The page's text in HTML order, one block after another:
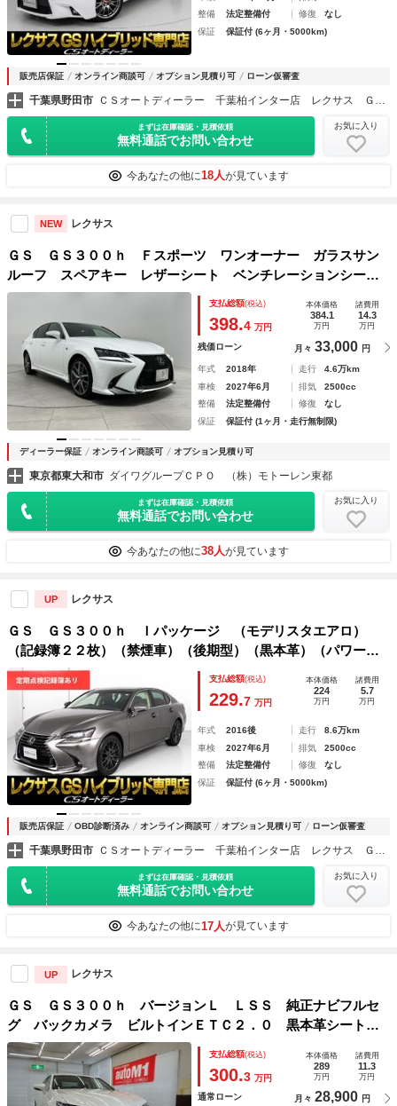
整備
法定整備付 修復
なし
保証
保証付 (6ヶ月・5000km)
販売店保証 オンライン商談可 オプション見積り可 ローン仮審査
千葉県野田市
まずは在庫確認・見積依頼
無料通話でお問い合わせ
お気に入り
今あなたの他に18人が見ています
NEW レクサス
ＧＳ ＧＳ３００ｈ Ｆスポーツ ワンオーナー ガラスサン
ルーフ スペアキー レザーシート ベンチレーションシー
ト ヘッドアップディスプレイ ＡＣＣ ＬＫＡ 純正ナビゲ
ーション ＴＶ バックカメラ ＰＤＣ ＥＴＣ １９ＡＷ
支払総額(税込)
398.4 万円
本体価格
384.1
万円
諸費用
14.3
万円
残価ローン 月々 33,000 円
年式 2018年 走行
4.6万km
車検
2027年6月 排気
2500cc
整備
法定整備付 修復
なし
保証
保証付 (1ヶ月・走行無制限)
ディーラー保証 オンライン商談可 オプション見積り可
東京都東大和市 ダイワグループＣＰＯ （株）モトーレン東都
まずは在庫確認・見積依頼
無料通話でお問い合わせ
お気に入り
今あなたの他に38人が見ています
UP レクサス
ＧＳ ＧＳ３００ｈ Ｉパッケージ （モデリスタエアロ）
（記録簿２２枚）（禁煙車）（後期型）（黒本革）（パワート
ランク）（全画面ＳＤナビ）（セーフティシステム＋）（レー
ダークルーズ）（プリクラッシュ）（クリアランスソナー）
（エアシート）
支払総額(税込)
229.7 万円
本体価格
224
万円
諸費用
5.7
万円
年式 2016後 走行
8.6万km
車検
2027年6月 排気
2500cc
整備
法定整備付 修復
なし
保証
保証付 (6ヶ月・5000km)
販売店保証 OBD診断済み オンライン商談可 オプション見積り可 ローン仮審査
千葉県野田市 ＣＳオートディーラー 千葉柏インター店 レクサス ＧＳ・ＧＳ－ＨＶ・ＩＳ・ＩＳ－ＨＶ 中古車専門店
まずは在庫確認・見積依頼
無料通話でお問い合わせ
お気に入り
今あなたの他に17人が見ています
UP レクサス
ＧＳ ＧＳ３００ｈ バージョンＬ ＬＳＳ 純正ナビフルセ
グ バックカメラ ビルトインＥＴＣ２．０ 黒本革シート
フロント左右シートヒーター＆ベンチレーター ステアリング
ヒーター ミラーヒーター 前後ドラレコ Ｒパワーゲート
禁煙車
支払総額(税込)
300.3 万円
本体価格
289
万円
諸費用
11.3
万円
通常ローン 月々 28,900 円